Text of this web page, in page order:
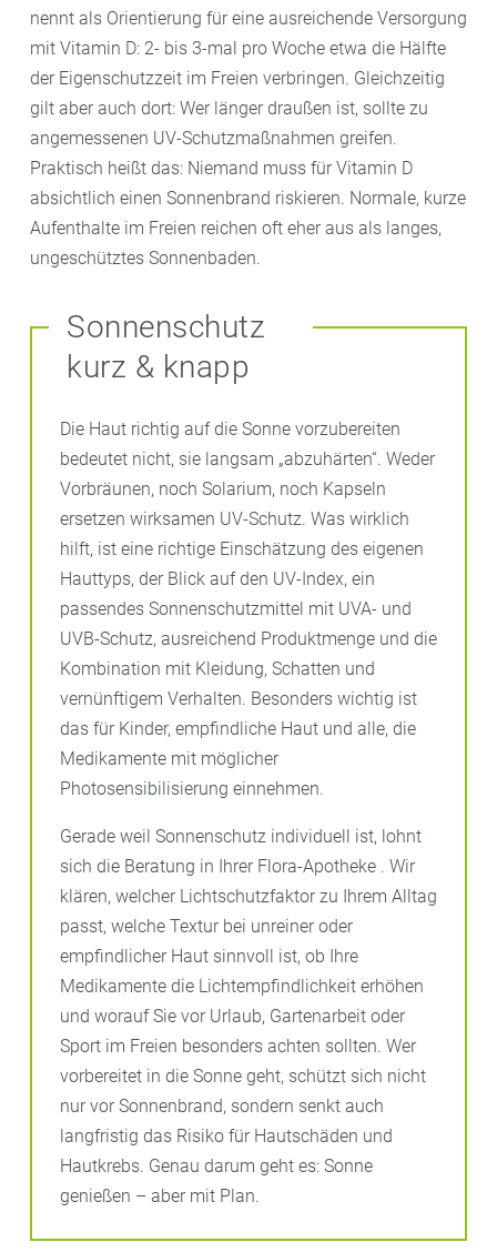
nennt als Orientierung für eine ausreichende Versorgung
mit Vitamin D: 2- bis 3-mal pro Woche etwa die Hälfte
der Eigenschutzzeit im Freien verbringen. Gleichzeitig
gilt aber auch dort: Wer länger draußen ist, sollte zu
angemessenen UV-Schutzmaßnahmen greifen.
Praktisch heißt das: Niemand muss für Vitamin D
absichtlich einen Sonnenbrand riskieren. Normale, kurze
Aufenthalte im Freien reichen oft eher aus als langes,
ungeschütztes Sonnenbaden.
Sonnenschutz
kurz & knapp
Die Haut richtig auf die Sonne vorzubereiten
bedeutet nicht, sie langsam „abzuhärten“. Weder
Vorbräunen, noch Solarium, noch Kapseln
ersetzen wirksamen UV-Schutz. Was wirklich
hilft, ist eine richtige Einschätzung des eigenen
Hauttyps, der Blick auf den UV-Index, ein
passendes Sonnenschutzmittel mit UVA- und
UVB-Schutz, ausreichend Produktmenge und die
Kombination mit Kleidung, Schatten und
vernünftigem Verhalten. Besonders wichtig ist
das für Kinder, empfindliche Haut und alle, die
Medikamente mit möglicher
Photosensibilisierung einnehmen.
Gerade weil Sonnenschutz individuell ist, lohnt
sich die Beratung in Ihrer Flora-Apotheke . Wir
klären, welcher Lichtschutzfaktor zu Ihrem Alltag
passt, welche Textur bei unreiner oder
empfindlicher Haut sinnvoll ist, ob Ihre
Medikamente die Lichtempfindlichkeit erhöhen
und worauf Sie vor Urlaub, Gartenarbeit oder
Sport im Freien besonders achten sollten. Wer
vorbereitet in die Sonne geht, schützt sich nicht
nur vor Sonnenbrand, sondern senkt auch
langfristig das Risiko für Hautschäden und
Hautkrebs. Genau darum geht es: Sonne
genießen – aber mit Plan.